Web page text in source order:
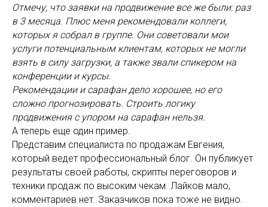
Отмечу, что заявки на продвижение все же были: раз
в 3 месяца. Плюс меня рекомендовали коллеги,
которых я собрал в группе. Они советовали мои
услуги потенциальным клиентам, которых не могли
взять в силу загрузки, а также звали спикером на
конференции и курсы.
Рекомендации и сарафан дело хорошее, но его
сложно прогнозировать. Строить логику
продвижения с упором на сарафан нельзя.
А теперь еще один пример.
Представим специалиста по продажам Евгения,
который ведет профессиональный блог. Он публикует
результаты своей работы, скрипты переговоров и
техники продаж по высоким чекам. Лайков мало,
комментариев нет. Заказчиков пока тоже не видно.